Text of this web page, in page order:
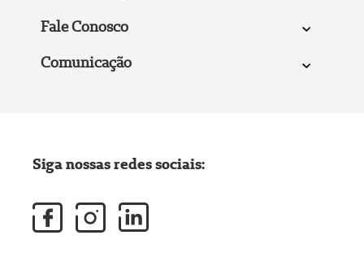
Fale Conosco
Comunicação
Siga nossas redes sociais: